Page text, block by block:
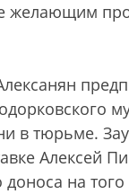
желающим
в тюрьме.
Алексей
доноса на